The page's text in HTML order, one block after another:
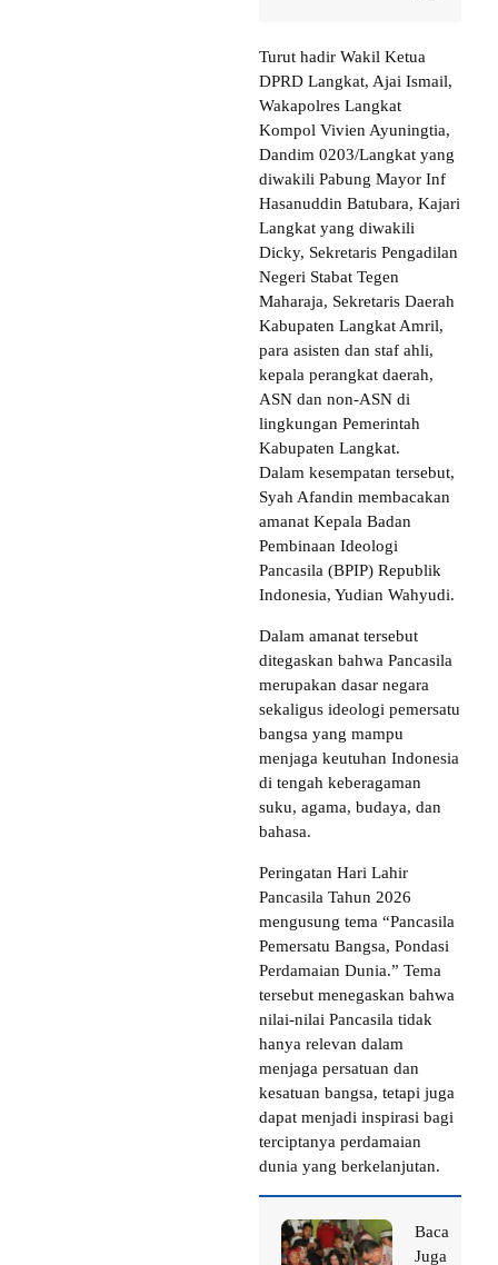
Turut hadir Wakil Ketua
DPRD Langkat, Ajai Ismail,
Wakapolres Langkat
Kompol Vivien Ayuningtia,
Dandim 0203/Langkat yang
diwakili Pabung Mayor Inf
Hasanuddin Batubara, Kajari
Langkat yang diwakili
Dicky, Sekretaris Pengadilan
Negeri Stabat Tegen
Maharaja, Sekretaris Daerah
Kabupaten Langkat Amril,
para asisten dan staf ahli,
kepala perangkat daerah,
ASN dan non-ASN di
lingkungan Pemerintah
Kabupaten Langkat.
Dalam kesempatan tersebut,
Syah Afandin membacakan
amanat Kepala Badan
Pembinaan Ideologi
Pancasila (BPIP) Republik
Indonesia, Yudian Wahyudi.
Dalam amanat tersebut
ditegaskan bahwa Pancasila
merupakan dasar negara
sekaligus ideologi pemersatu
bangsa yang mampu
menjaga keutuhan Indonesia
di tengah keberagaman
suku, agama, budaya, dan
bahasa.
Peringatan Hari Lahir
Pancasila Tahun 2026
mengusung tema “Pancasila
Pemersatu Bangsa, Pondasi
Perdamaian Dunia.” Tema
tersebut menegaskan bahwa
nilai-nilai Pancasila tidak
hanya relevan dalam
menjaga persatuan dan
kesatuan bangsa, tetapi juga
dapat menjadi inspirasi bagi
terciptanya perdamaian
dunia yang berkelanjutan.
Baca
Juga